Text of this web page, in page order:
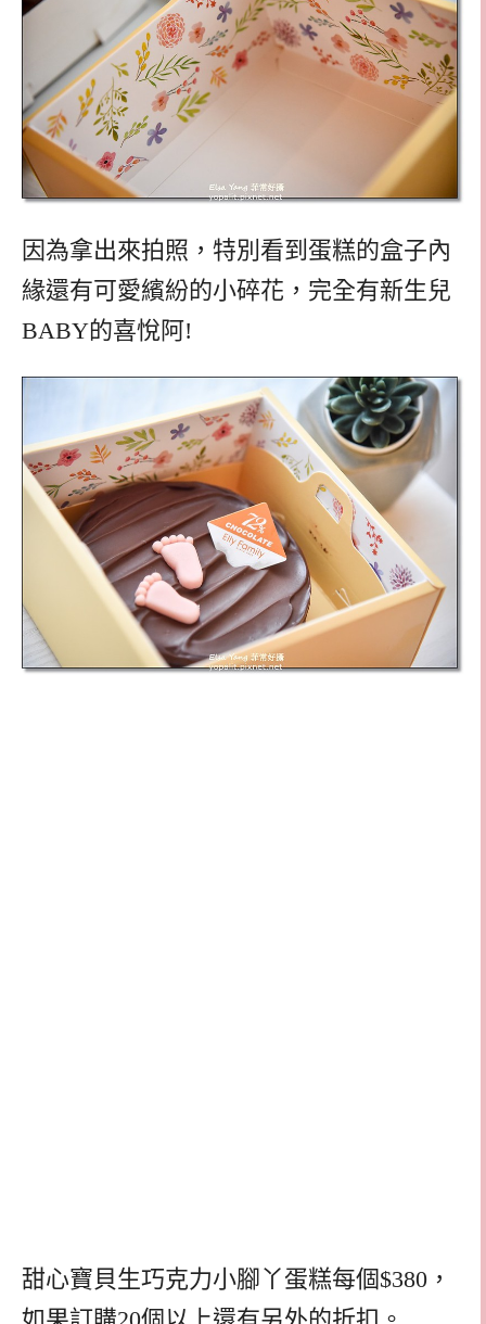
因為拿出來拍照，特別看到蛋糕的盒子內
緣還有可愛繽紛的小碎花，完全有新生兒
BABY的喜悅阿!
甜心寶貝生巧克力小腳丫蛋糕每個$380，